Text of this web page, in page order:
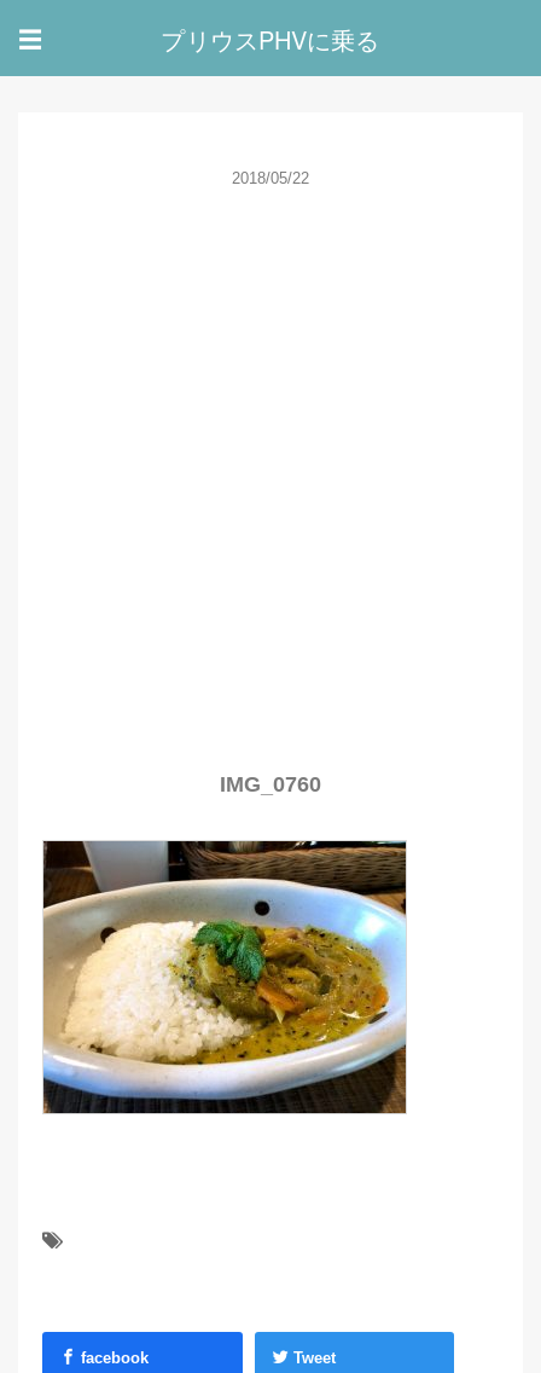
☰ プリウスPHVに乗る
2018/05/22
IMG_0760
facebook Tweet